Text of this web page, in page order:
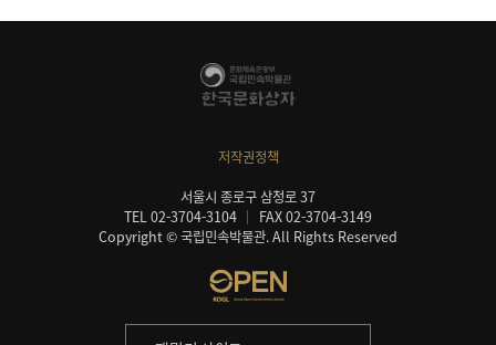
저작권정책
서울시 종로구 삼청로 37
TEL 02-3704-3104
FAX 02-3704-3149
Copyright © 국립민속박물관. All Rights Reserved